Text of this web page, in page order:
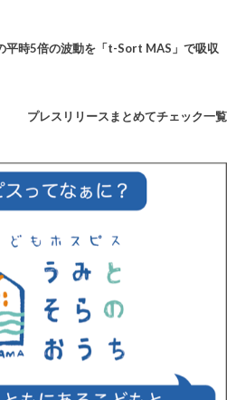
平時5倍の波動を「t-Sort MAS」で吸収
プレスリリースまとめてチェック一覧